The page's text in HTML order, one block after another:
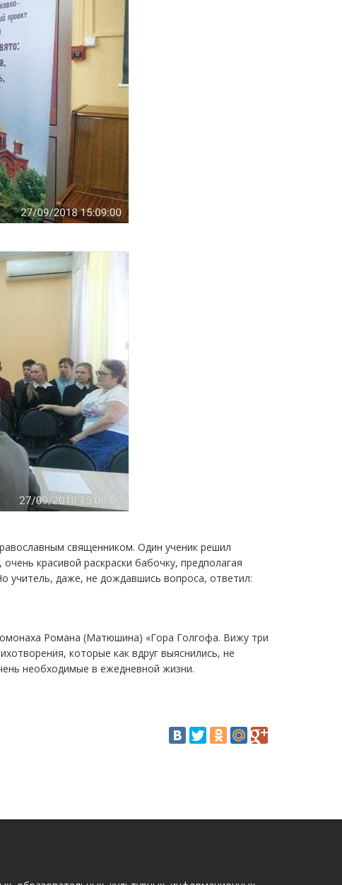
священником. Один ученик решил
красивой раскраски бабочку, предполагая
учитель, даже, не дождавшись вопроса, ответил:
Романа (Матюшина) «Гора Голгофа. Вижу три
которые как вдруг выяснились, не
необходимые в ежедневной жизни.